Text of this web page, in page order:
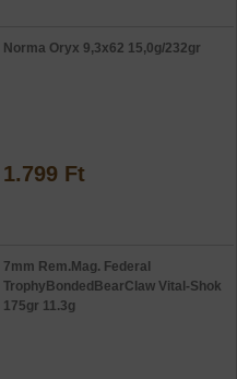
Norma Oryx 9,3x62 15,0g/232gr
1.799 Ft
7mm Rem.Mag. Federal
TrophyBondedBearClaw Vital-Shok
175gr 11.3g